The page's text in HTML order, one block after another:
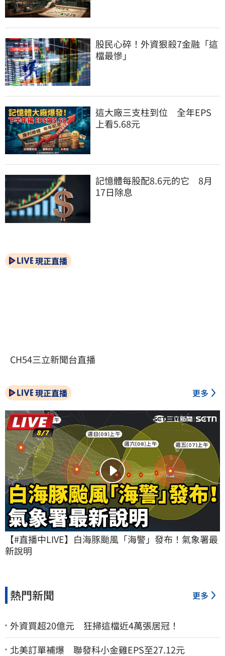
股民心碎！外資狠殺7金融「這
檔最慘」
這大廠三支柱到位　全年EPS
上看5.68元
記憶體每股配8.6元的它　8月
17日除息
現正直播
CH54三立新聞台直播
現正直播 更多
【#直播中LIVE】白海豚颱風「海警」發布！氣象署最
新說明
熱門新聞 更多
外資買超20億元 狂掃這檔近4萬張居冠！
北美訂單補爆 聯發科小金雞EPS至27.12元